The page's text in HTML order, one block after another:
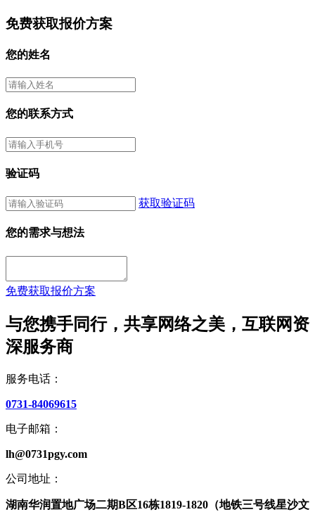
免费获取报价方案
您的姓名
您的联系方式
验证码
获取验证码
您的需求与想法
免费获取报价方案
与您携手同行，共享网络之美，互联网资
深服务商
服务电话：
0731-84069615
电子邮箱：
lh@0731pgy.com
公司地址：
湖南华润置地广场二期B区16栋1819-1820（地铁三号线星沙文